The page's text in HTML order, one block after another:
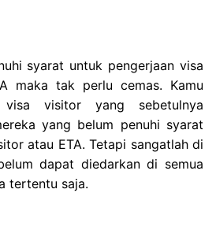
syarat untuk pengerjaan visa
maka tak perlu cemas. Kamu
visa visitor yang sebetulnya
yang belum penuhi syarat
atau ETA. Tetapi sangatlah di
dapat diedarkan di semua
tertentu saja.